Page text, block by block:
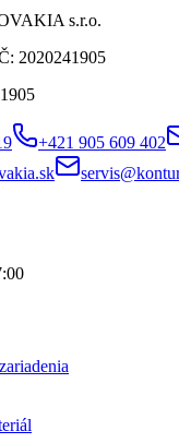
s.r.o.
2020241905
+421 905 609 402